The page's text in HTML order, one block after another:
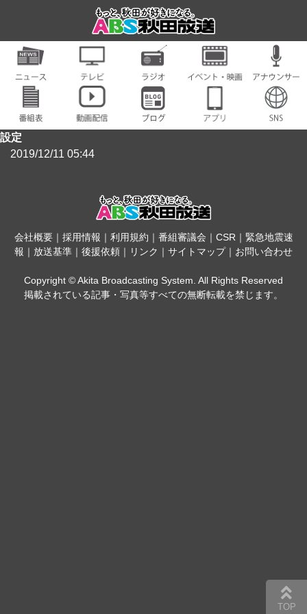
設定
2019/12/11 05:44
会社概要｜ 採用情報 ｜ 利用規約 ｜ 番組審議会 ｜ CSR｜ 緊急地震速
報 ｜ 放送基準 ｜ 後援依頼 ｜ リンク ｜ サイトマップ｜ お問い合わせ
Copyright © Akita Broadcasting System. All Rights Reserved
掲載されている記事・写真等すべての無断転載を禁じます。